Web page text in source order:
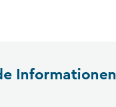
Informationen